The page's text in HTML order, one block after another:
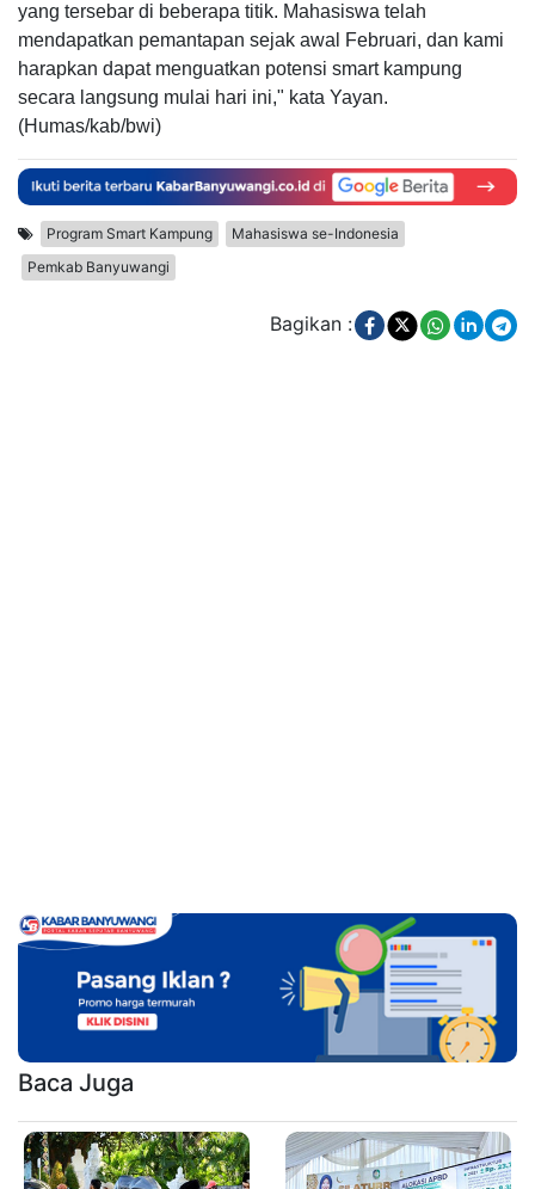
yang tersebar di beberapa titik. Mahasiswa telah
mendapatkan pemantapan sejak awal Februari, dan kami
harapkan dapat menguatkan potensi smart kampung
secara langsung mulai hari ini," kata Yayan.
(Humas/kab/bwi)
Program Smart Kampung
Mahasiswa se-Indonesia
Pemkab Banyuwangi
Bagikan :
Baca Juga